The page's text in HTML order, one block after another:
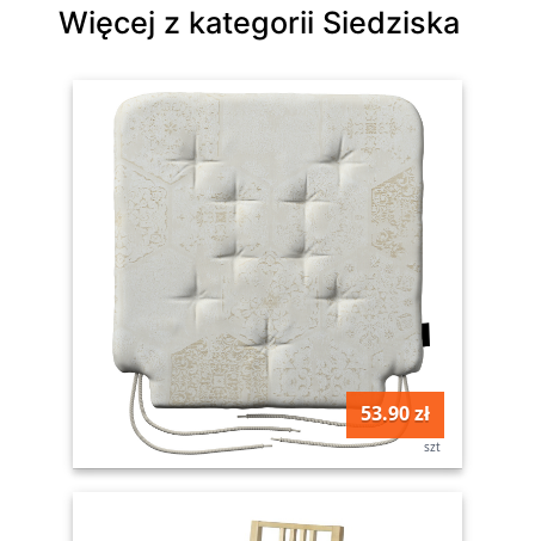
Więcej z kategorii Siedziska
53.90 zł
szt